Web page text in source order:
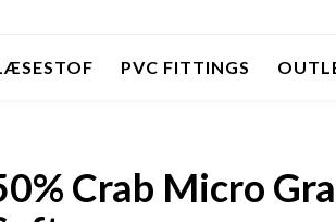
PVC FITTINGS
Crab Micro